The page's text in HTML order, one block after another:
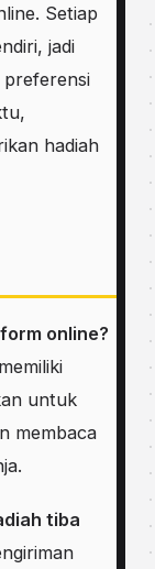
Setiap
jadi
hadiah
online?
untuk
membaca
tiba